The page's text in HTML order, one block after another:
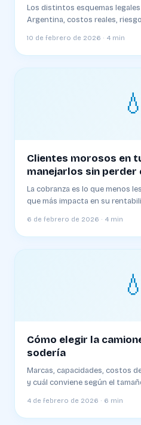
Los distintos esquemas
Argentina, costos reales,
10 de febrero de 2026 · 4 min
💧
Clientes morosos en
manejarlos sin perder
La cobranza es lo que menos
que más impacta en su
6 de febrero de 2026 · 4 min
💧
Cómo elegir la
sodería
Marcas, capacidades, costos
y cuál conviene según el
4 de febrero de 2026 · 6 min